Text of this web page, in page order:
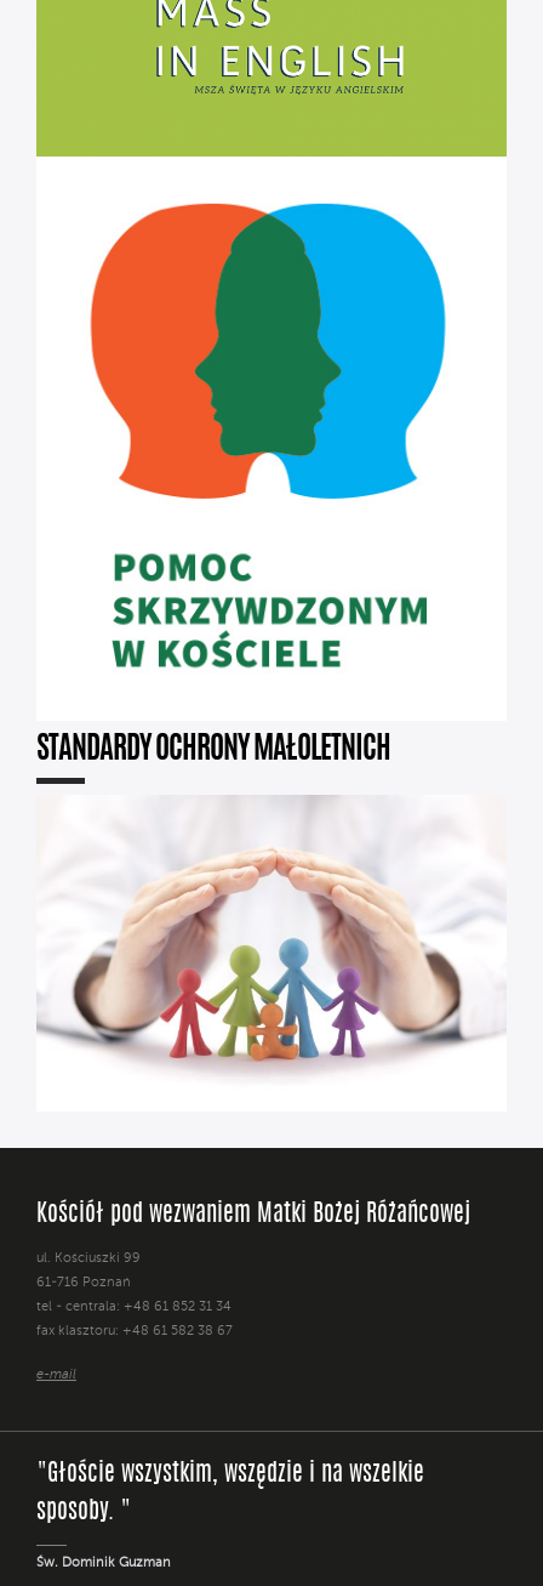
STANDARDY OCHRONY MAŁOLETNICH
Kościół pod wezwaniem Matki Bożej Różańcowej
ul. Kościuszki 99
61-716 Poznań
tel - centrala: +48 61 852 31 34
fax klasztoru: +48 61 582 38 67
e-mail
"Głoście wszystkim, wszędzie i na wszelkie
sposoby. "
Św. Dominik Guzman